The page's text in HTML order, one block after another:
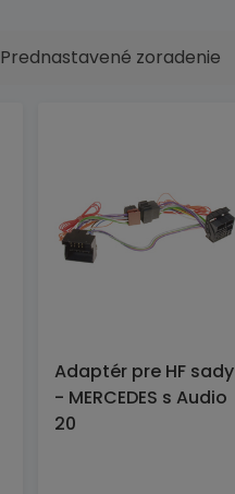
Prednastavené zoradenie
Adaptér pre HF sady
- MERCEDES s Audio
20